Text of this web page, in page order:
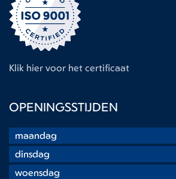
Klik hier voor het certificaat
OPENINGSSTIJDEN
maandag
dinsdag
woensdag